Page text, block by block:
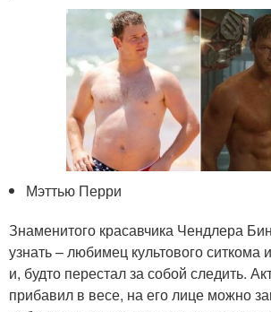
Мэттью Перри
Знаменитого красавчика Чендлера
узнать – любимец культового ситкома
и, будто перестал за собой следить.
прибавил в весе, на его лице можно